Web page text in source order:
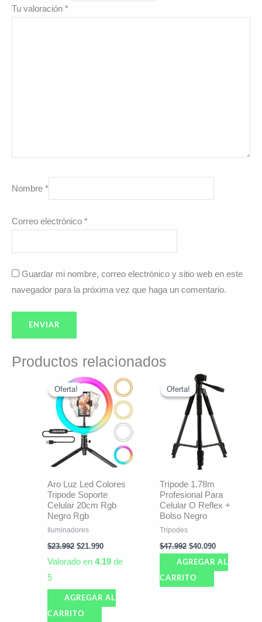
Tu valoración *
Nombre *
Correo electrónico *
Guardar mi nombre, correo electrónico y sitio web en este
navegador para la próxima vez que haga un comentario.
Productos relacionados
Oferta!
Oferta!
Aro Luz Led Colores
Tripode Soporte
Celular 20cm Rgb
Negro Rgb
Iluminadores
$23.992
El
precio
original
era:
$23.992.
$21.990
precio
actual
es:
$21.990.
Valorado en4.19 de
5
AGREGAR AL
CARRITO
Oferta!
Oferta!
Trípode 1.78m
Profesional Para
Celular O Reflex +
Bolso Negro
Tripodes
$47.992
El
precio
original
era:
$47.992.
$40.090
precio
actual
AGREGAR AL
CARRITO